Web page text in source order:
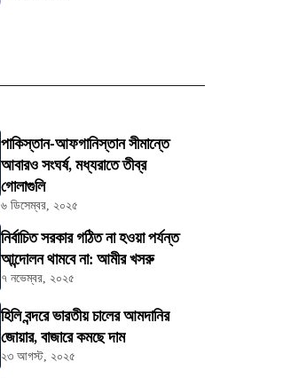
পাকিস্তান-আফগানিস্তান সীমান্তে
আবারও সংঘর্ষ, মধ্যরাতে তীব্র
গোলাগুলি
৬ ডিসেম্বর, ২০২৫
নির্বাচিত সরকার গঠিত না হওয়া পর্যন্ত
আন্দোলন থামবে না: আমীর খসরু
৭ নভেম্বর, ২০২৫
হিলি বন্দরে ভারতীয় চালের আমদানির
জোয়ার, বাজারে কমছে দাম
২৩ আগস্ট, ২০২৫